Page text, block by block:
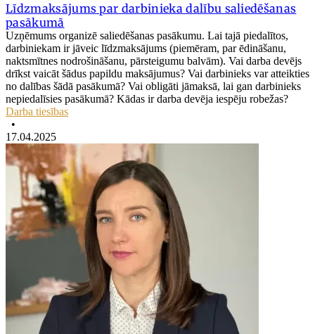
Līdzmaksājums par darbinieka dalību saliedēšanas
pasākumā
Uzņēmums organizē saliedēšanas pasākumu. Lai tajā piedalītos,
darbiniekam ir jāveic līdzmaksājums (piemēram, par ēdināšanu,
naktsmītnes nodrošināšanu, pārsteigumu balvām). Vai darba devējs
drīkst vaicāt šādus papildu maksājumus? Vai darbinieks var atteikties
no dalības šādā pasākumā? Vai obligāti jāmaksā, lai gan darbinieks
nepiedalīsies pasākumā? Kādas ir darba devēja iespēju robežas?
Darba tiesības
•
17.04.2025